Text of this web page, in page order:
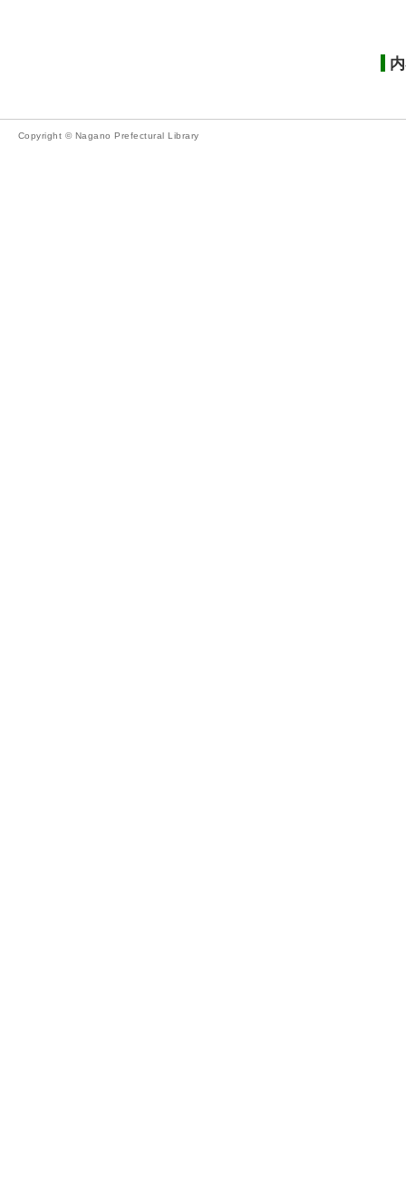
Copyright © Nagano Prefectural Library